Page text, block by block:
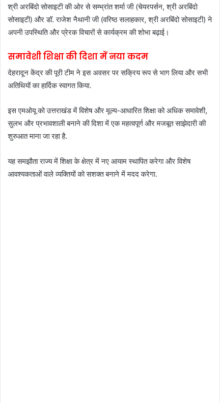
श्री अरबिंदो सोसाइटी की ओर से सम्भ्रांत शर्मा जी (चेयरपर्सन, श्री अरबिंदो
सोसाइटी) और डॉ. राजेश नैथानी जी (वरिष्ठ सलाहकार, श्री अरबिंदो सोसाइटी) ने
अपनी उपस्थिति और प्रेरक विचारों से कार्यक्रम की शोभा बढ़ाई।
समावेशी शिक्षा की दिशा में नया कदम
देहरादून केंद्र की पूरी टीम ने इस अवसर पर सक्रिय रूप से भाग लिया और सभी
अतिथियों का हार्दिक स्वागत किया.
इस एमओयू को उत्तराखंड में विशेष और मूल्य-आधारित शिक्षा को अधिक समावेशी,
सुलभ और प्रभावशाली बनाने की दिशा में एक महत्वपूर्ण और मजबूत साझेदारी की
शुरुआत माना जा रहा है.
यह समझौता राज्य में शिक्षा के क्षेत्र में नए आयाम स्थापित करेगा और विशेष
आवश्यकताओं वाले व्यक्तियों को सशक्त बनाने में मदद करेगा.